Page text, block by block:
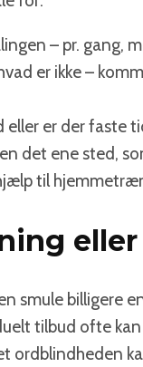
– pr. gang,
er ikke –
er der faste
det ene sted,
til
smule billigere
tilbud ofte
ordblindheden